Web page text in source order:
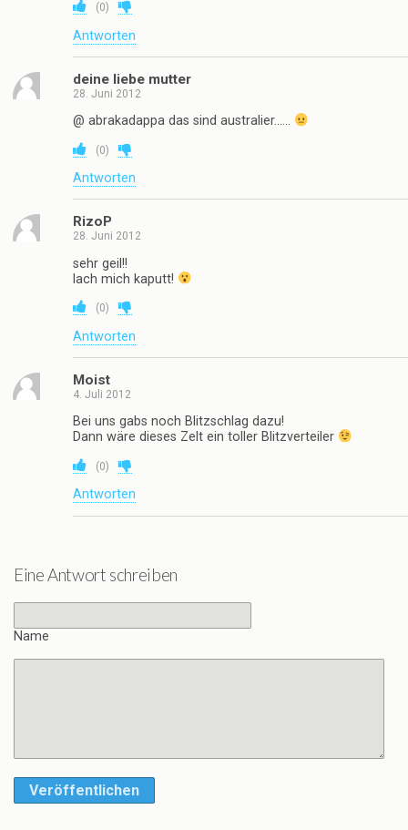
(0)
Antworten
deine liebe mutter
28. Juni 2012
@ abrakadappa das sind australier……
(0)
Antworten
RizoP
28. Juni 2012
sehr geil!!
lach mich kaputt!
(0)
Antworten
Moist
4. Juli 2012
Bei uns gabs noch Blitzschlag dazu!
Dann wäre dieses Zelt ein toller Blitzverteiler
(0)
Antworten
Eine Antwort schreiben
Name
Veröffentlichen